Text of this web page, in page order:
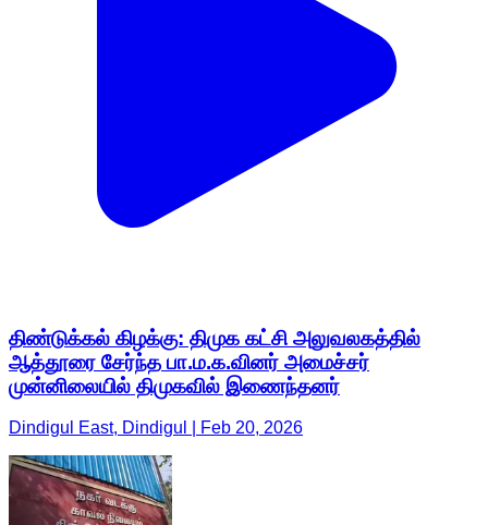
திண்டுக்கல் கிழக்கு: திமுக கட்சி அலுவலகத்தில்
ஆத்தூரை சேர்ந்த பா.ம.க.வினர் அமைச்சர்
முன்னிலையில் திமுகவில் இணைந்தனர்
Dindigul East, Dindigul | Feb 20, 2026